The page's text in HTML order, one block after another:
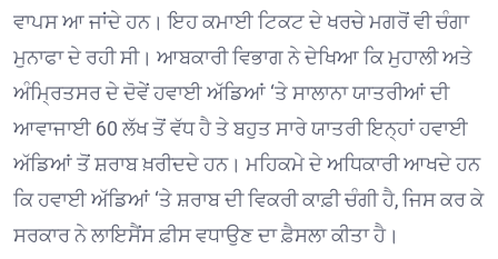
ਵਾਪਸ ਆ ਜਾਂਦੇ ਹਨ। ਇਹ ਕਮਾਈ ਟਿਕਟ ਦੇ ਖਰਚੇ ਮਗਰੋਂ ਵੀ ਚੰਗਾ
ਮੁਨਾਫਾ ਦੇ ਰਹੀ ਸੀ। ਆਬਕਾਰੀ ਵਿਭਾਗ ਨੇ ਦੇਖਿਆ ਕਿ ਮੁਹਾਲੀ ਅਤੇ
ਅੰਮ੍ਰਿਤਸਰ ਦੇ ਦੋਵੇਂ ਹਵਾਈ ਅੱਡਿਆਂ ‘ਤੇ ਸਾਲਾਨਾ ਯਾਤਰੀਆਂ ਦੀ
ਆਵਾਜਾਈ 60 ਲੱਖ ਤੋਂ ਵੱਧ ਹੈ ਤੇ ਬਹੁਤ ਸਾਰੇ ਯਾਤਰੀ ਇਨ੍ਹਾਂ ਹਵਾਈ
ਅੱਡਿਆਂ ਤੋਂ ਸ਼ਰਾਬ ਖ਼ਰੀਦਦੇ ਹਨ। ਮਹਿਕਮੇ ਦੇ ਅਧਿਕਾਰੀ ਆਖਦੇ ਹਨ
ਕਿ ਹਵਾਈ ਅੱਡਿਆਂ ‘ਤੇ ਸ਼ਰਾਬ ਦੀ ਵਿਕਰੀ ਕਾਫ਼ੀ ਚੰਗੀ ਹੈ, ਜਿਸ ਕਰ ਕੇ
ਸਰਕਾਰ ਨੇ ਲਾਇਸੈਂਸ ਫ਼ੀਸ ਵਧਾਉਣ ਦਾ ਫ਼ੈਸਲਾ ਕੀਤਾ ਹੈ।